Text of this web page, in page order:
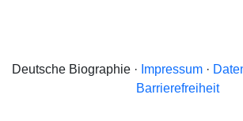
Deutsche Biographie · Impressum·
Barrierefreiheit